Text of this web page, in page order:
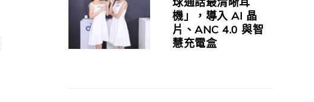
機」，導入 AI 晶
片、ANC 4.0 與智
慧充電盒